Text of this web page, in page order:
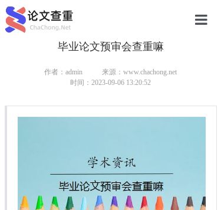
博士论文
毕业论文预审会查重嘛
作者：admin
来源：www.chachong.net
时间：2023-09-06 13:20:52